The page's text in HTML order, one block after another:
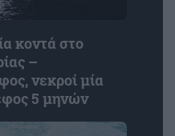
κοντά στο
–
νεκροί μία
5 μηνών